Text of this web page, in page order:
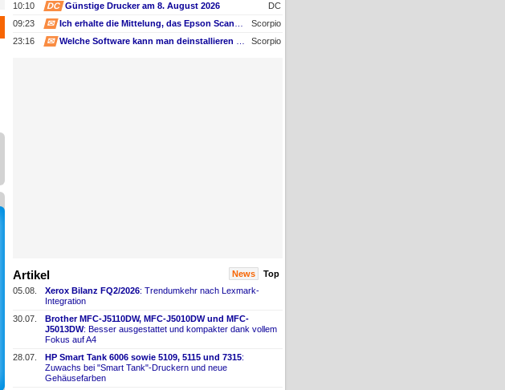
10:10
DC Günstige Drucker am 8. August 2026
DC
09:23
✉
Scorpio
23:16
✉ Scorpio
Artikel News
Top
05.08.
Xerox Bilanz FQ2/2026: Trendumkehr nach Lexmark-
Integration
30.07.
Brother MFC-​J5110DW, MFC-​J5010DW und MFC-
J5013DW: Besser ausgestattet und kompakter dank vollem
Fokus auf A4
28.07.
HP Smart Tank 6006 sowie 5109, 5115 und 7315:
Zuwachs bei "Smart Tank"-​Druckern und neue
Gehäusefarben